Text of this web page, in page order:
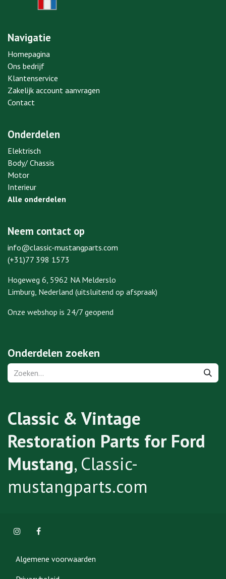
Navigatie
Homepagina
Ons bedrijf
Klantenservice
Zakelijk account aanvragen
Contact
Onderdelen
Elektrisch
Body/ Chassis
Motor
Interieur
Alle onderdelen
Neem contact op
info@classic-mustangparts.com
(+31)77 398 1573
Hogeweg 6, 5962 NA Melderslo
Limburg, Nederland (uitsluitend op afspraak)
Onze webshop is 24/7 geopend
Onderdelen zoeken
Classic & Vintage
Restoration Parts for Ford
Mustang, Classic-
mustangparts.com
Algemene voorwaarden